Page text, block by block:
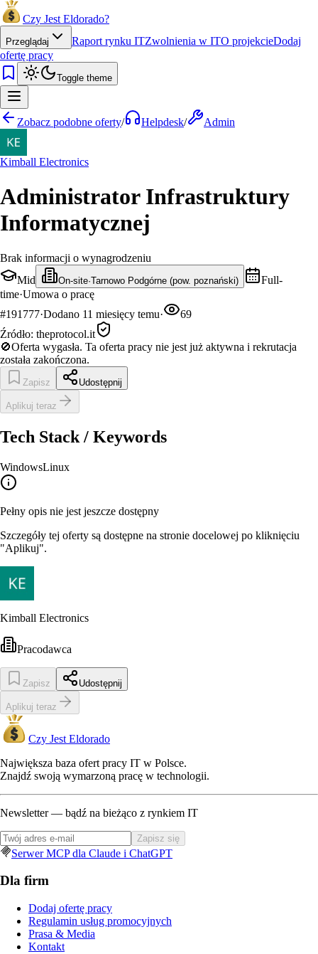
Czy Jest Eldorado?
Przeglądaj Raport rynku ITZwolnienia w ITO projekcieDodaj
ofertę pracy
Toggle theme
Zobacz podobne oferty/ Helpdesk/ Admin
Kimball Electronics
Administrator Infrastruktury
Informatycznej
Brak informacji o wynagrodzeniu
Mid
On-site·Tarnowo Podgórne (pow. poznański)
Full-
time·Umowa o pracę
#191777·Dodano 11 miesięcy temu·
69
Źródło: theprotocol.it
🚫Oferta wygasła. Ta oferta pracy nie jest już aktywna i rekrutacja
została zakończona.
Zapisz Udostępnij
Aplikuj teraz
Tech Stack / Keywords
WindowsLinux
Pełny opis nie jest jeszcze dostępny
Szczegóły tej oferty są dostępne na stronie docelowej po kliknięciu
"Aplikuj".
Kimball Electronics
Pracodawca
Zapisz Udostępnij
Aplikuj teraz
Czy Jest Eldorado
Największa baza ofert pracy IT w Polsce.
Znajdź swoją wymarzoną pracę w technologii.
Newsletter — bądź na bieżąco z rynkiem IT
Zapisz się
Serwer MCP dla Claude i ChatGPT
Dla firm
Dodaj ofertę pracy
Regulamin usług promocyjnych
Prasa & Media
Kontakt